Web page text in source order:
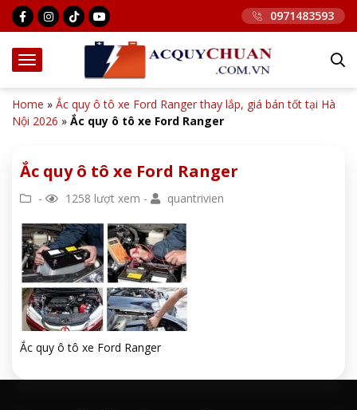
0971483593
Home » Ắc quy ô tô xe Ford Ranger thay lắp, giá bán tốt tại Hà
Nội 2026 » Ắc quy ô tô xe Ford Ranger
Ắc quy ô tô xe Ford Ranger
- 1258 lượt xem - quantrivien
Ắc quy ô tô xe Ford Ranger